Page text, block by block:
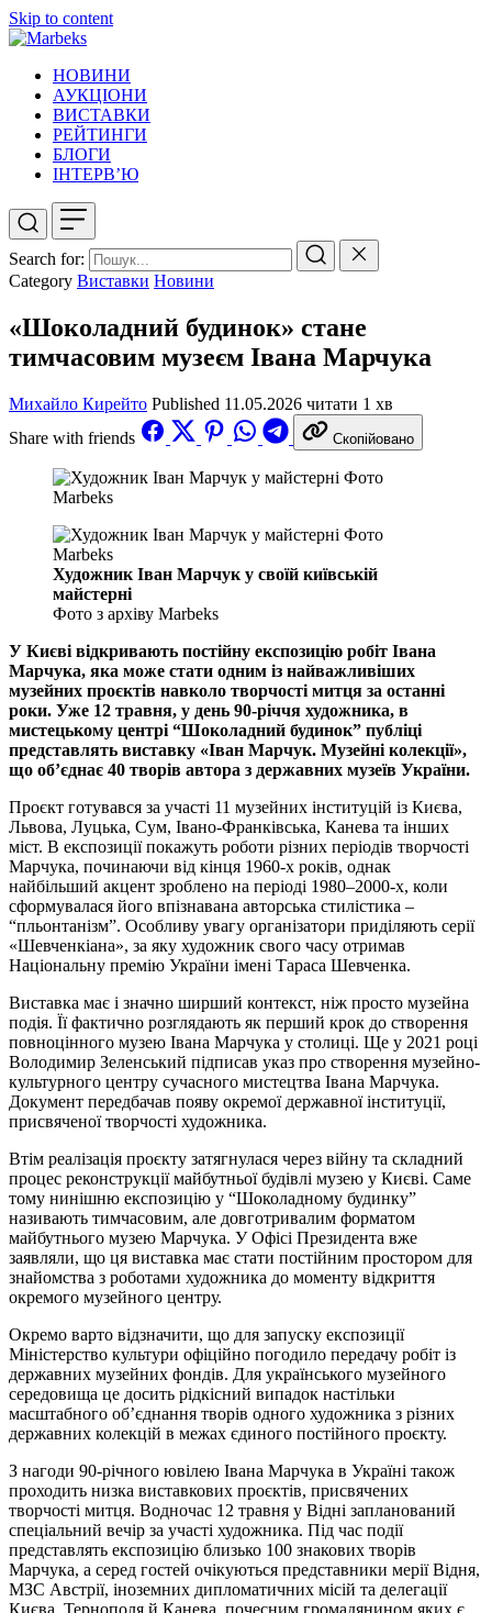
Skip to content
НОВИНИ
АУКЦІОНИ
ВИСТАВКИ
РЕЙТИНГИ
БЛОГИ
ІНТЕРВ’Ю
Search for:
Category Виставки Новини
«Шоколадний будинок» стане
тимчасовим музеєм Івана Марчука
Михайло Кирейто Published 11.05.2026 читати 1 хв
Share with friends
Скопійовано
Художник Іван Марчук у своїй київській
майстерні
Фото з архіву Marbeks
У Києві відкривають постійну експозицію робіт Івана
Марчука, яка може стати одним із найважливіших
музейних проєктів навколо творчості митця за останні
роки. Уже 12 травня, у день 90-річчя художника, в
мистецькому центрі “Шоколадний будинок” публіці
представлять виставку «Іван Марчук. Музейні колекції»,
що об’єднає 40 творів автора з державних музеїв України.
Проєкт готувався за участі 11 музейних інституцій із Києва,
Львова, Луцька, Сум, Івано-Франківська, Канева та інших
міст. В експозиції покажуть роботи різних періодів творчості
Марчука, починаючи від кінця 1960-х років, однак
найбільший акцент зроблено на періоді 1980–2000-х, коли
сформувалася його впізнавана авторська стилістика –
“пльонтанізм”. Особливу увагу організатори приділяють серії
«Шевченкіана», за яку художник свого часу отримав
Національну премію України імені Тараса Шевченка.
Виставка має і значно ширший контекст, ніж просто музейна
подія. Її фактично розглядають як перший крок до створення
повноцінного музею Івана Марчука у столиці. Ще у 2021 році
Володимир Зеленський підписав указ про створення музейно-
культурного центру сучасного мистецтва Івана Марчука.
Документ передбачав появу окремої державної інституції,
присвяченої творчості художника.
Втім реалізація проєкту затягнулася через війну та складний
процес реконструкції майбутньої будівлі музею у Києві. Саме
тому нинішню експозицію у “Шоколадному будинку”
називають тимчасовим, але довготривалим форматом
майбутнього музею Марчука. У Офісі Президента вже
заявляли, що ця виставка має стати постійним простором для
знайомства з роботами художника до моменту відкриття
окремого музейного центру.
Окремо варто відзначити, що для запуску експозиції
Міністерство культури офіційно погодило передачу робіт із
державних музейних фондів. Для українського музейного
середовища це досить рідкісний випадок настільки
масштабного об’єднання творів одного художника з різних
державних колекцій в межах єдиного постійного проєкту.
З нагоди 90-річного ювілею Івана Марчука в Україні також
проходить низка виставкових проєктів, присвячених
творчості митця. Водночас 12 травня у Відні запланований
спеціальний вечір за участі художника. Під час події
представлять експозицію близько 100 знакових творів
Марчука, а серед гостей очікуються представники мерії Відня,
МЗС Австрії, іноземних дипломатичних місій та делегації
Києва, Тернополя й Канева, почесним громадянином яких є